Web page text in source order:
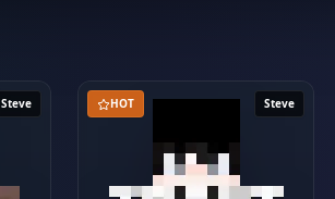
Steve Steve
HOT